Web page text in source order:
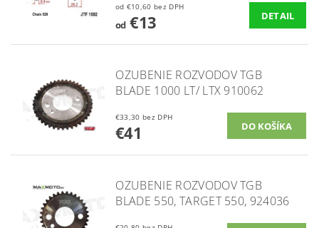
od €10,60 bez DPH
od€13 DETAIL
OZUBENIE ROZVODOV TGB
BLADE 1000 LT/ LTX 910062
€33,30 bez DPH
€41
OZUBENIE ROZVODOV TGB
BLADE 550, TARGET 550, 924036